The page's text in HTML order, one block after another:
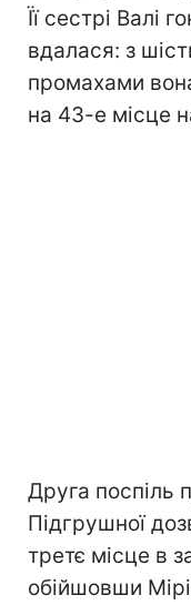
Її сестрі Валі
вдалася: з
промахами
на 43-е місце
Друга поспіль
Підгрушної
третє місце в
обійшовши